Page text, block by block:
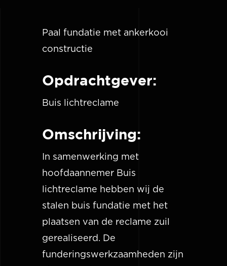
Paal fundatie met ankerkooi
constructie
Opdrachtgever:
Buis lichtreclame
Omschrijving:
In samenwerking met
hoofdaannemer Buis
lichtreclame hebben wij de
stalen buis fundatie met het
plaatsen van de reclame zuil
gerealiseerd. De
funderingswerkzaamheden zijn